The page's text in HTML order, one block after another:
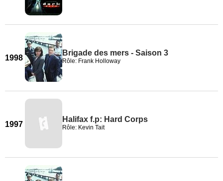
1998
Brigade des mers - Saison 3
Rôle: Frank Holloway
1997
Halifax f.p: Hard Corps
Rôle: Kevin Tait